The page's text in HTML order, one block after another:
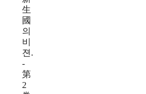
生
國
의
비
젼.
-
第
2